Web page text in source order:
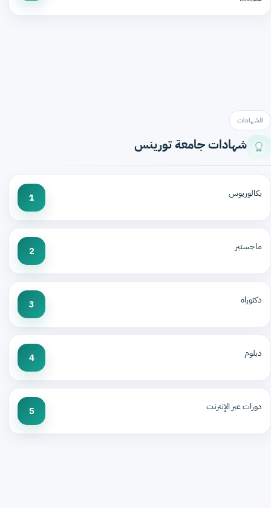
الشهادات
شهادات جامعة تورينس
بكالوريوس 1
ماجستير 2
دكتوراه 3
دبلوم 4
دورات عبر الإنترنت 5